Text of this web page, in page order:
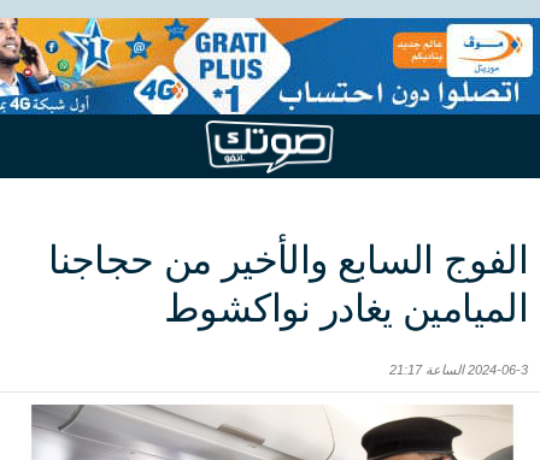
الفوج السابع والأخير من حجاجنا
الميامين يغادر نواكشوط
2024-06-3 الساعة 21:17